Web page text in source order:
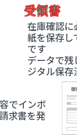
受領書
在庫確認に
紙を保存し
です
データで残
ジタル保存
でインボ
求書を発